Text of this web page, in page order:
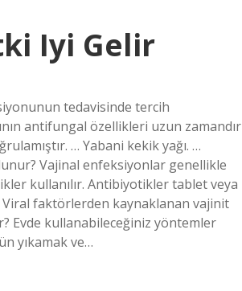
Iyi Gelir
tedavisinde tercih
antifungal özellikleri uzun zamandır
… Yabani kekik yağı. …
Vajinal enfeksiyonlar genellikle
kullanılır. Antibiyotikler tablet veya
faktörlerden kaynaklanan vajinit
Evde kullanabileceğiniz yöntemler
yıkamak ve…